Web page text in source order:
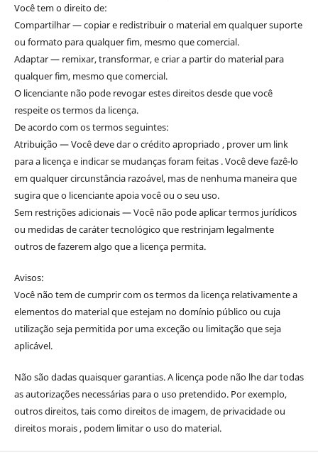
Você tem o direito de:
Compartilhar — copiar e redistribuir o material em qualquer suporte
ou formato para qualquer fim, mesmo que comercial.
Adaptar — remixar, transformar, e criar a partir do material para
qualquer fim, mesmo que comercial.
O licenciante não pode revogar estes direitos desde que você
respeite os termos da licença.
De acordo com os termos seguintes:
Atribuição — Você deve dar o crédito apropriado , prover um link
para a licença e indicar se mudanças foram feitas . Você deve fazê-lo
em qualquer circunstância razoável, mas de nenhuma maneira que
sugira que o licenciante apoia você ou o seu uso.
Sem restrições adicionais — Você não pode aplicar termos jurídicos
ou medidas de caráter tecnológico que restrinjam legalmente
outros de fazerem algo que a licença permita.
Avisos:
Você não tem de cumprir com os termos da licença relativamente a
elementos do material que estejam no domínio público ou cuja
utilização seja permitida por uma exceção ou limitação que seja
aplicável.
Não são dadas quaisquer garantias. A licença pode não lhe dar todas
as autorizações necessárias para o uso pretendido. Por exemplo,
outros direitos, tais como direitos de imagem, de privacidade ou
direitos morais , podem limitar o uso do material.